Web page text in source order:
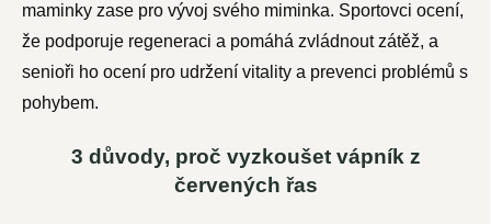
maminky zase pro vývoj svého miminka. Sportovci ocení,
že podporuje regeneraci a pomáhá zvládnout zátěž, a
senioři ho ocení pro udržení vitality a prevenci problémů s
pohybem.
3 důvody, proč vyzkoušet vápník z
červených řas